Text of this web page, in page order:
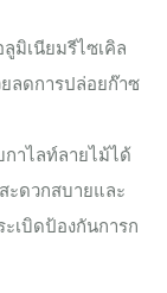
มิเนียมรีไซเคิล
ลดการปล่อยก๊าซ
าไลท์ลายไม้ได้
ะดวกสบายและ
เบิดป้องกันการก